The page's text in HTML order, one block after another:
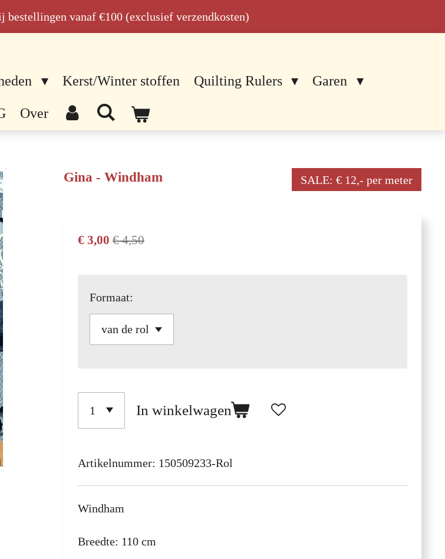
vanaf €100 (exclusief verzendkosten)
Kerst/Winter stoffen Quilting Rulers Garen
Over
Gina - Windham SALE: € 12,- per meter
€ 3,00 € 4,50
Formaat:
In winkelwagen
Artikelnummer: 150509233-Rol
Windham
Breedte: 110 cm